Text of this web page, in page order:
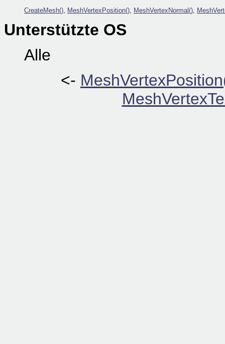
CreateMesh(), MeshVertexPosition(), MeshVertexNormal(),
Unterstützte OS
Alle
<-